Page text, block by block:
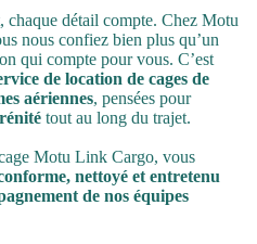
détail compte. Chez Motu
nous confiez bien plus qu’un
qui compte pour vous. C’est
de location de cages de
aériennes, pensées pour
tout au long du trajet.
Motu Link Cargo, vous
nettoyé et entretenu
de nos équipes